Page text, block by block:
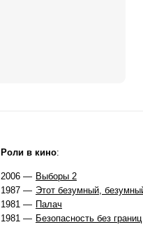
Роли в кино:
2006 — Выборы 2
1987 — Этот безумный,
1981 — Палач
1981 — Безопасность без границ